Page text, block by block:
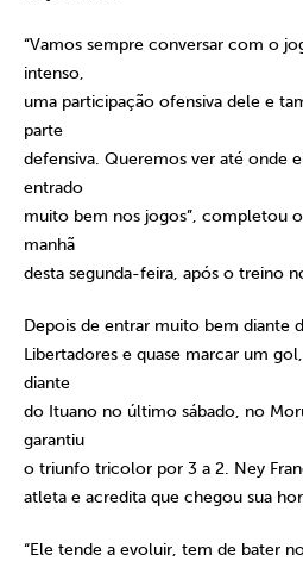
“Vamos sempre conversar com o
intenso,
uma participação ofensiva dele e
parte
defensiva. Queremos ver até onde
entrado
muito bem nos jogos”, completou
manhã
desta segunda-feira, após o treino
Depois de entrar muito bem diante
Libertadores e quase marcar um
diante
do Ituano no último sábado, no
garantiu
o triunfo tricolor por 3 a 2. Ney
atleta e acredita que chegou sua
“Ele tende a evoluir, tem de bater